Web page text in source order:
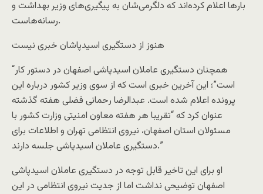
بارها اعلام کرده‌اند که دلگرمی‌شان به پیگیری‌های وزیر بهداشت و
رسانه‌هاست.
هنوز از دستگیری اسیدپاشان خبری نیست
“همچنان دستگیری عاملان اسیدپاشی اصفهان در دستور کار
است”؛ این آخرین خبری است که از سوی وزیر کشور درباره این
پرونده اعلام شده است. عبدالرضا رحمانی فضلی هفته گذشته
عنوان کرد که “تقریبا هر هفته معاون امنیتی وزارت کشور با
مسئولان استان اصفهان، نیروی انتظامی تهران و اطلاعات برای
دستگیری عاملان اسیدپاشی جلسه دارند.”
او برای این تاخیر قابل توجه در دستگیری عاملان اسیدپاشی
اصفهان توضیحی نداشت اما از جدیت نیروی انتظامی در این